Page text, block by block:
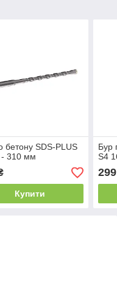
бетону SDS-PLUS
- 310 мм
Купити
Бур
S4
299